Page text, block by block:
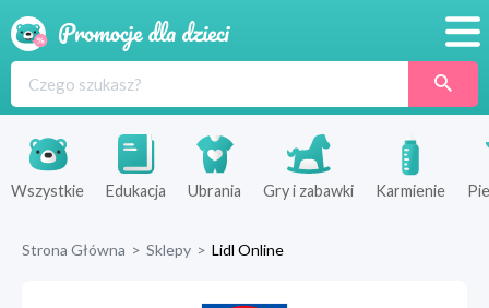
Produkty
Sklepy
Wszystkie Edukacja Ubrania Gry i zabawki Karmienie
Strona Główna > Sklepy > Lidl Online